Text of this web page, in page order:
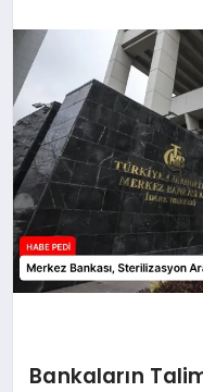
BESLENME
EĞITIM
EKONOMI
TEKNOLOJI
Bankaların